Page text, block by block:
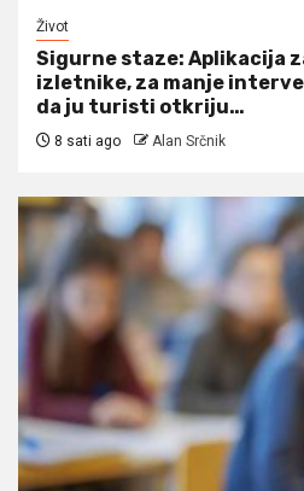
Život
Sigurne staze: Aplikacija
izletnike, za manje
da ju turisti otkriju…
8 sati ago Alan Srčnik